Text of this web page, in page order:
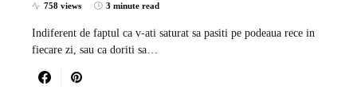
758 views 3 minute read
Indiferent de faptul ca v-ati saturat sa pasiti pe podeaua rece in
fiecare zi, sau ca doriti sa…